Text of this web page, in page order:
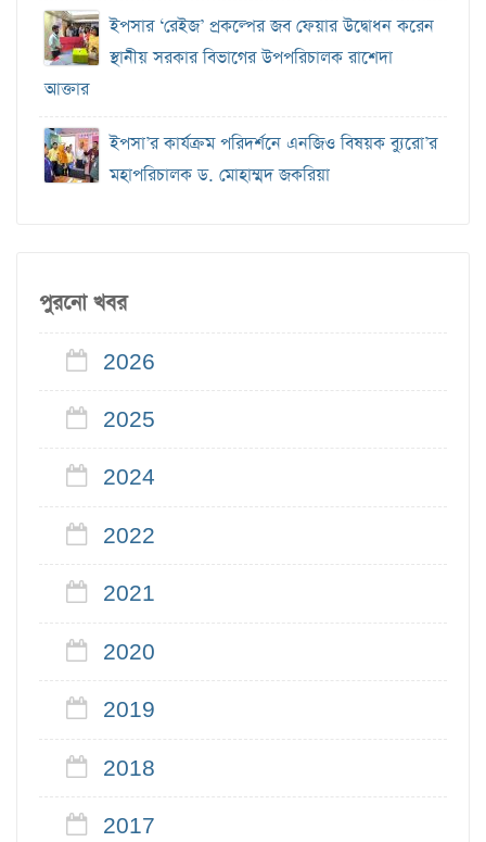
ইপসার ‘রেইজ’ প্রকল্পের জব ফেয়ার উদ্বোধন করেন
স্থানীয় সরকার বিভাগের উপপরিচালক রাশেদা
আক্তার
ইপসা’র কার্যক্রম পরিদর্শনে এনজিও বিষয়ক ব্যুরো’র
মহাপরিচালক ড. মোহাম্মদ জকরিয়া
পুরনো খবর
2026
2025
2024
2022
2021
2020
2019
2018
2017